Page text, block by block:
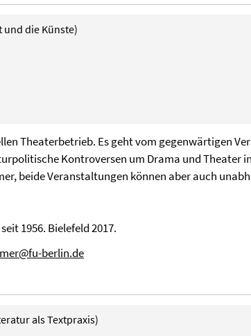
die Künste)
Theaterbetrieb. Es geht vom gegenwärtigen
Kontroversen um Drama und Theater
beide Veranstaltungen können aber auch
1956. Bielefeld 2017.
berlin.de
als Textpraxis)